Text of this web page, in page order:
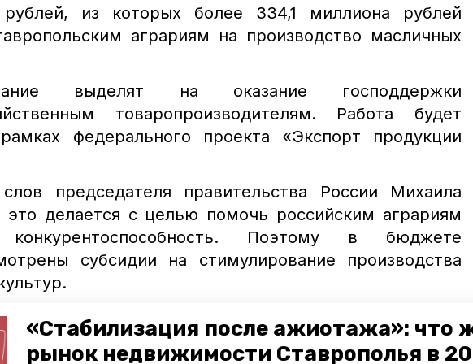
«Стабилизация после ажиотажа»: что
рынок недвижимости Ставрополья в
из которых более 334,1 миллиона рублей
аграриям на производство масличных
выделят на оказание господдержки
товаропроизводителям. Работа будет
федерального проекта «Экспорт продукции
председателя правительства России Михаила
это делается с целью помочь российским аграриям
конкурентоспособность. Поэтому в бюджете
субсидии на стимулирование производства
губернатора Владимира Владимирова на
расширяют производство масличных культур. Так,